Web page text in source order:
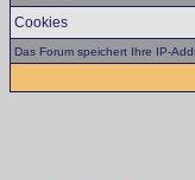
Cookies
Das Forum speichert Ihre IP-